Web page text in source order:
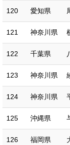
120 愛知県
121 神奈川県
122 千葉県
123 神奈川県
124 神奈川県
125 沖縄県
126 福岡県